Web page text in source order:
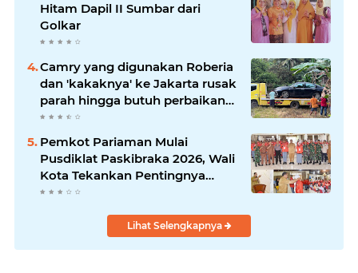
Hitam Dapil II Sumbar dari
Golkar
Camry yang digunakan Roberia
dan 'kakaknya' ke Jakarta rusak
parah hingga butuh perbaikan
200 juta
Pemkot Pariaman Mulai
Pusdiklat Paskibraka 2026, Wali
Kota Tekankan Pentingnya
Disiplin
Lihat Selengkapnya